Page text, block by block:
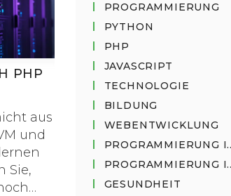
PHP
aus
und
Sie,
PROGRAMMIERUNG
PYTHON
PHP
JAVASCRIPT
TECHNOLOGIE
BILDUNG
WEBENTWICKLUNG
PROGRAMMIERUNG IN PYTHON
PROGRAMMIERUNG IN JAVASCRIPT
GESUNDHEIT